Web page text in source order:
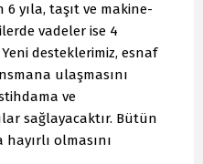
yıla, taşıt ve makine-
vadeler ise 4
Yeni desteklerimiz, esnaf
ulaşmasını
ve
sağlayacaktır. Bütün
olmasını